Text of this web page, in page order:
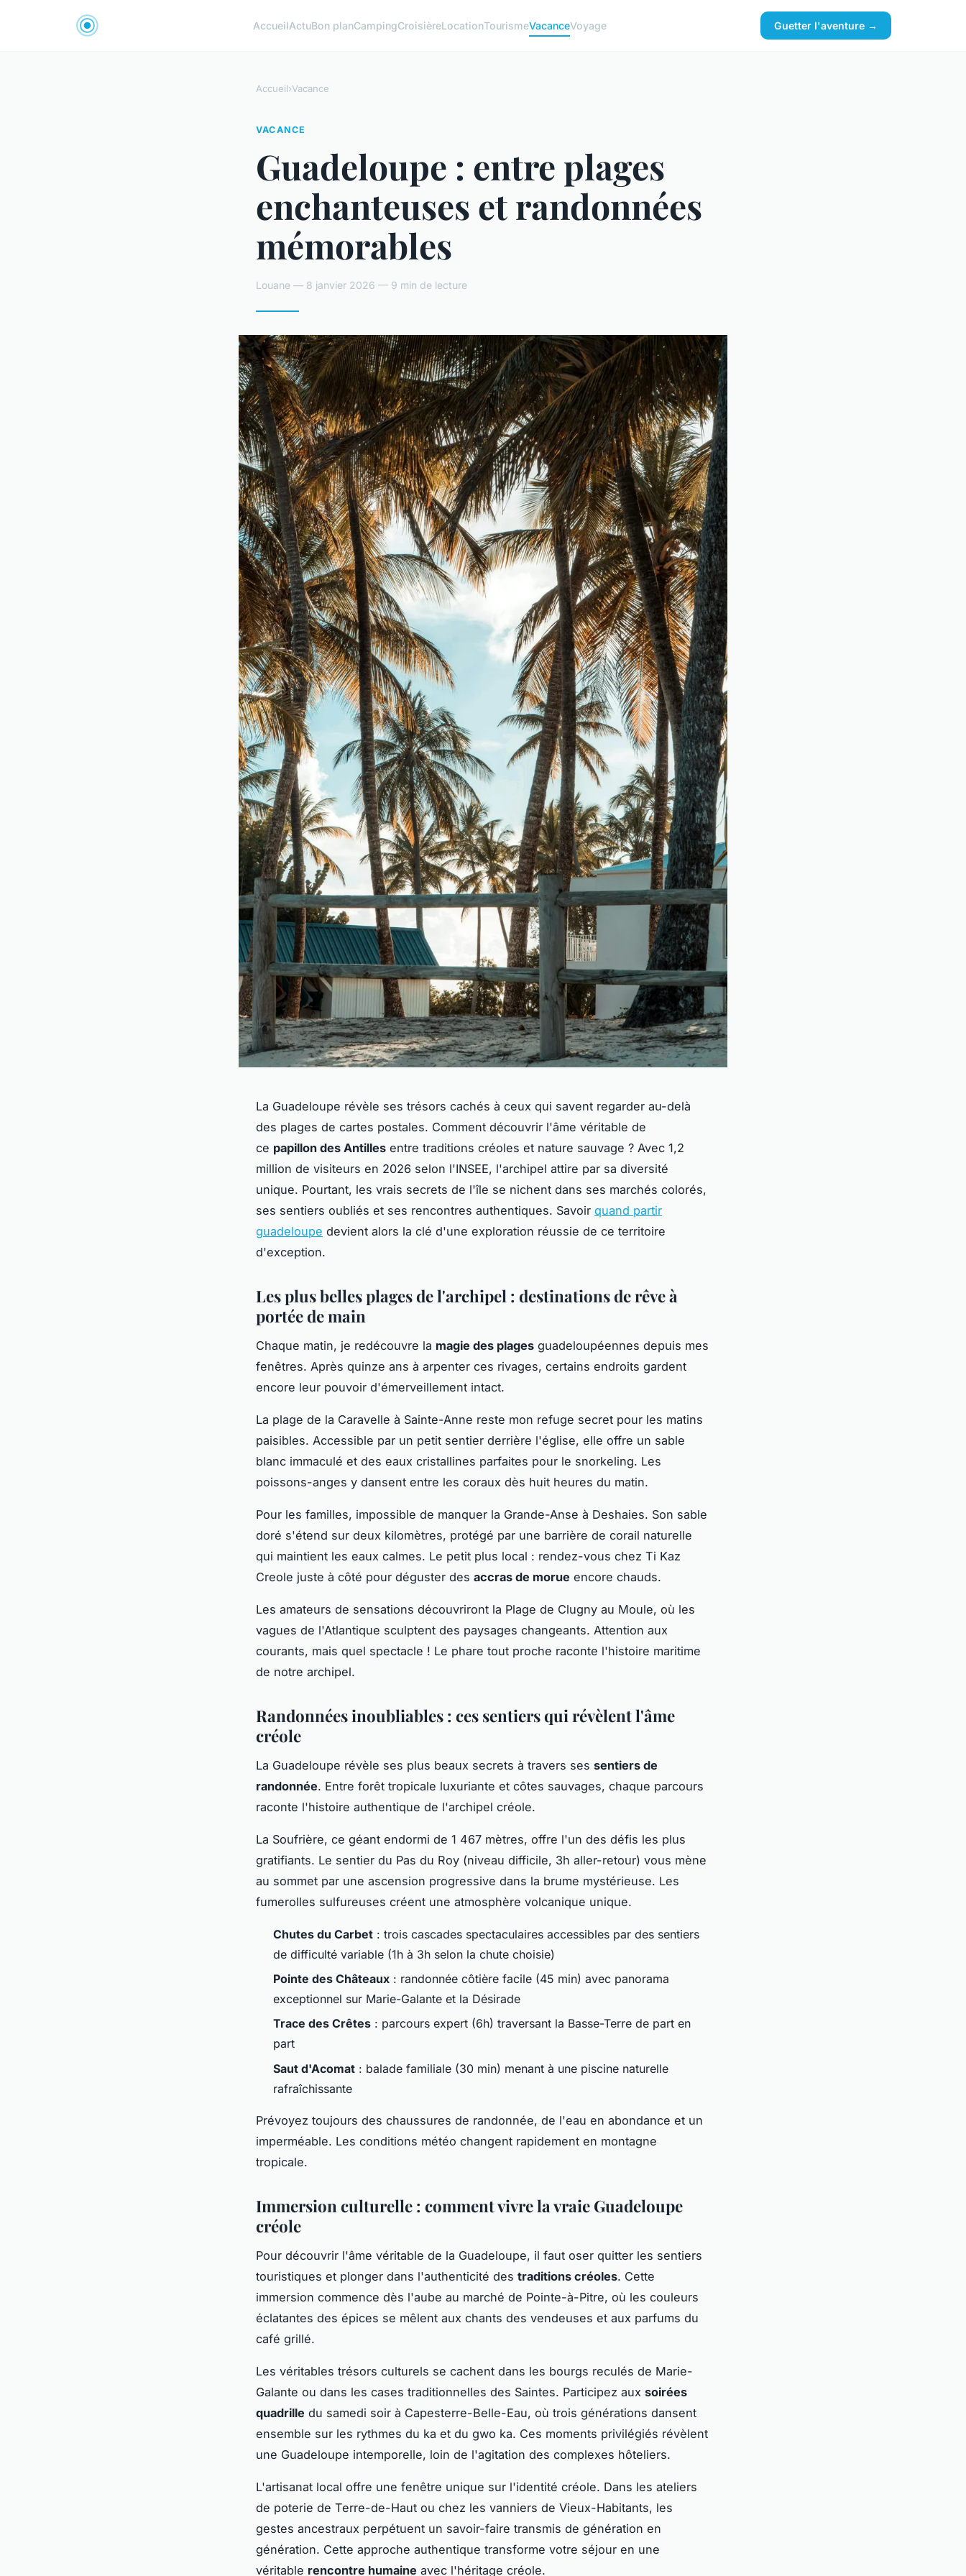
AccueilActuBon planCampingCroisièreLocationTourismeVacanceVoyage Guetter l'aventure →
Accueil›Vacance
VACANCE
Guadeloupe : entre plages
enchanteuses et randonnées
mémorables
Louane — 8 janvier 2026 — 9 min de lecture
La Guadeloupe révèle ses trésors cachés à ceux qui savent regarder au-delà
des plages de cartes postales. Comment découvrir l'âme véritable de
ce papillon des Antilles entre traditions créoles et nature sauvage ? Avec 1,2
million de visiteurs en 2026 selon l'INSEE, l'archipel attire par sa diversité
unique. Pourtant, les vrais secrets de l'île se nichent dans ses marchés colorés,
ses sentiers oubliés et ses rencontres authentiques. Savoir quand partir
guadeloupe devient alors la clé d'une exploration réussie de ce territoire
d'exception.
Les plus belles plages de l'archipel : destinations de rêve à
portée de main
Chaque matin, je redécouvre la magie des plages guadeloupéennes depuis mes
fenêtres. Après quinze ans à arpenter ces rivages, certains endroits gardent
encore leur pouvoir d'émerveillement intact.
La plage de la Caravelle à Sainte-Anne reste mon refuge secret pour les matins
paisibles. Accessible par un petit sentier derrière l'église, elle offre un sable
blanc immaculé et des eaux cristallines parfaites pour le snorkeling. Les
poissons-anges y dansent entre les coraux dès huit heures du matin.
Pour les familles, impossible de manquer la Grande-Anse à Deshaies. Son sable
doré s'étend sur deux kilomètres, protégé par une barrière de corail naturelle
qui maintient les eaux calmes. Le petit plus local : rendez-vous chez Ti Kaz
Creole juste à côté pour déguster des accras de morue encore chauds.
Les amateurs de sensations découvriront la Plage de Clugny au Moule, où les
vagues de l'Atlantique sculptent des paysages changeants. Attention aux
courants, mais quel spectacle ! Le phare tout proche raconte l'histoire maritime
de notre archipel.
Randonnées inoubliables : ces sentiers qui révèlent l'âme
créole
La Guadeloupe révèle ses plus beaux secrets à travers ses sentiers de
randonnée. Entre forêt tropicale luxuriante et côtes sauvages, chaque parcours
raconte l'histoire authentique de l'archipel créole.
La Soufrière, ce géant endormi de 1 467 mètres, offre l'un des défis les plus
gratifiants. Le sentier du Pas du Roy (niveau difficile, 3h aller-retour) vous mène
au sommet par une ascension progressive dans la brume mystérieuse. Les
fumerolles sulfureuses créent une atmosphère volcanique unique.
Chutes du Carbet : trois cascades spectaculaires accessibles par des sentiers
de difficulté variable (1h à 3h selon la chute choisie)
Pointe des Châteaux : randonnée côtière facile (45 min) avec panorama
exceptionnel sur Marie-Galante et la Désirade
Trace des Crêtes : parcours expert (6h) traversant la Basse-Terre de part en
part
Saut d'Acomat : balade familiale (30 min) menant à une piscine naturelle
rafraîchissante
Prévoyez toujours des chaussures de randonnée, de l'eau en abondance et un
imperméable. Les conditions météo changent rapidement en montagne
tropicale.
Immersion culturelle : comment vivre la vraie Guadeloupe
créole
Pour découvrir l'âme véritable de la Guadeloupe, il faut oser quitter les sentiers
touristiques et plonger dans l'authenticité des traditions créoles. Cette
immersion commence dès l'aube au marché de Pointe-à-Pitre, où les couleurs
éclatantes des épices se mêlent aux chants des vendeuses et aux parfums du
café grillé.
Les véritables trésors culturels se cachent dans les bourgs reculés de Marie-
Galante ou dans les cases traditionnelles des Saintes. Participez aux soirées
quadrille du samedi soir à Capesterre-Belle-Eau, où trois générations dansent
ensemble sur les rythmes du ka et du gwo ka. Ces moments privilégiés révèlent
une Guadeloupe intemporelle, loin de l'agitation des complexes hôteliers.
L'artisanat local offre une fenêtre unique sur l'identité créole. Dans les ateliers
de poterie de Terre-de-Haut ou chez les vanniers de Vieux-Habitants, les
gestes ancestraux perpétuent un savoir-faire transmis de génération en
génération. Cette approche authentique transforme votre séjour en une
véritable rencontre humaine avec l'héritage créole.